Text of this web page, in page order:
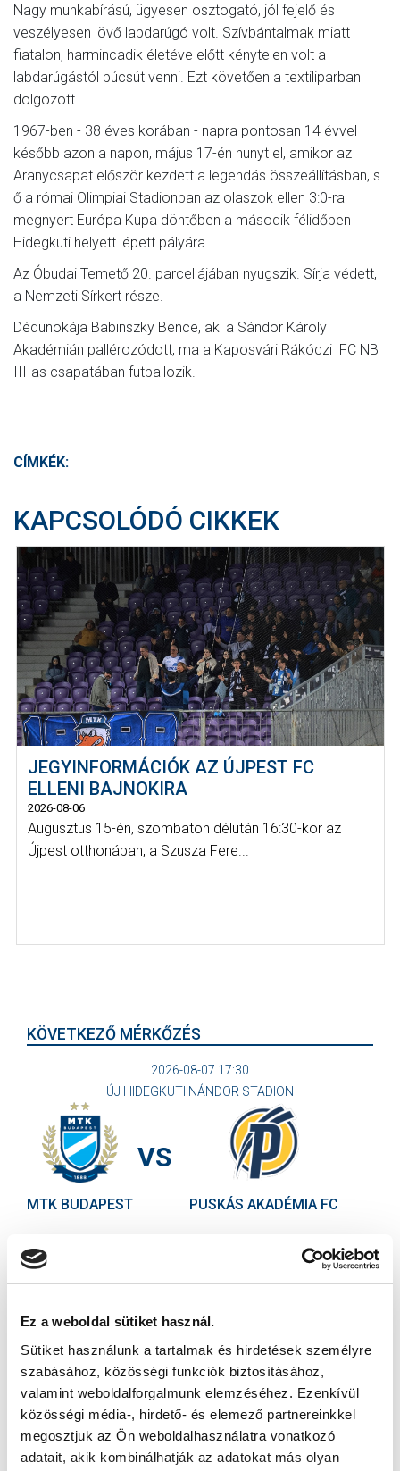
Ez a weboldal sütiket használ.
Sütiket használunk a tartalmak és hirdetések személyre
szabásához, közösségi funkciók biztosításához,
valamint weboldalforgalmunk elemzéséhez. Ezenkívül
közösségi média-, hirdető- és elemező partnereinkkel
megosztjuk az Ön weboldalhasználatra vonatkozó
adatait, akik kombinálhatják az adatokat más olyan
Nagy munkabírású, ügyesen osztogató, jól fejelő és
veszélyesen lövő labdarúgó volt. Szívbántalmak miatt
fiatalon, harmincadik életéve előtt kénytelen volt a
labdarúgástól búcsút venni. Ezt követően a textiliparban
dolgozott.
1967-ben - 38 éves korában - napra pontosan 14 évvel
később azon a napon, május 17-én hunyt el, amikor az
Aranycsapat először kezdett a legendás összeállításban, s
ő a római Olimpiai Stadionban az olaszok ellen 3:0-ra
megnyert Európa Kupa döntőben a második félidőben
Hidegkuti helyett lépett pályára.
Az Óbudai Temető 20. parcellájában nyugszik. Sírja védett,
a Nemzeti Sírkert része.
Dédunokája Babinszky Bence, aki a Sándor Károly
Akadémián pallérozódott, ma a Kaposvári Rákóczi FC NB
III-as csapatában futballozik.
CÍMKÉK:
KAPCSOLÓDÓ CIKKEK
JEGYINFORMÁCIÓK AZ ÚJPEST FC
ELLENI BAJNOKIRA
2026-08-06
Augusztus 15-én, szombaton délután 16:30-kor az
Újpest otthonában, a Szusza Fere...
KÖVETKEZŐ MÉRKŐZÉS
2026-08-07 17:30
ÚJ HIDEGKUTI NÁNDOR STADION
MTK BUDAPEST
VS
PUSKÁS AKADÉMIA FC
MTK BUDAPEST HÍRLEVÉL
Elfogadom az Adatvédelmi tájékoztatót
FELIRATKOZOM